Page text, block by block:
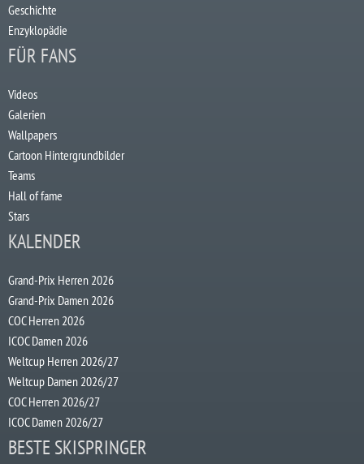
Geschichte
Enzyklopädie
FÜR FANS
Videos
Galerien
Wallpapers
Cartoon Hintergrundbilder
Teams
Hall of fame
Stars
KALENDER
Grand-Prix Herren 2026
Grand-Prix Damen 2026
COC Herren 2026
ICOC Damen 2026
Weltcup Herren 2026/27
Weltcup Damen 2026/27
COC Herren 2026/27
ICOC Damen 2026/27
BESTE SKISPRINGER